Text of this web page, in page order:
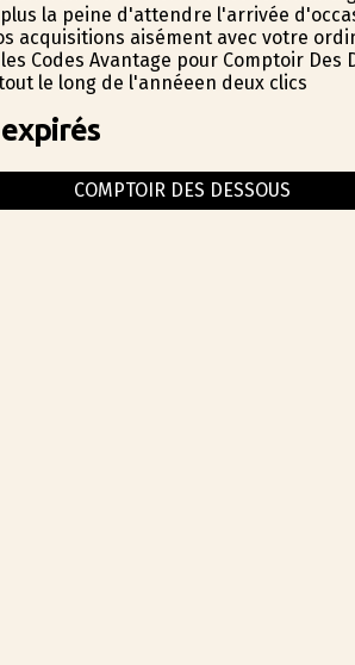
la peine d'attendre l'arrivée
acquisitions aisément avec votre
Codes Avantage pour Comptoir
le long de l'annéeen deux clics
COMPTOIR DES DESSOUS